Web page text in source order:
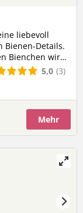
liebevoll
Bienen-Details.
Bienchen wird
> Perfekt als
Glas ✨ süßes
5,0 (3)
Mehr